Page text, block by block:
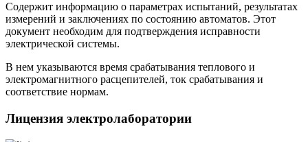
Содержит информацию о параметрах испытаний, результатах
измерений и заключениях по состоянию автоматов. Этот
документ необходим для подтверждения исправности
электрической системы.
В нем указываются время срабатывания теплового и
электромагнитного расцепителей, ток срабатывания и
соответствие нормам.
Лицензия электролаборатории